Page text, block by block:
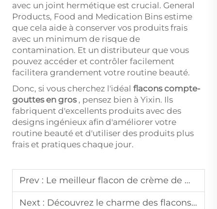
avec un joint hermétique est crucial. General
Products, Food and Medication Bins estime
que cela aide à conserver vos produits frais
avec un minimum de risque de
contamination. Et un distributeur que vous
pouvez accéder et contrôler facilement
facilitera grandement votre routine beauté.
Donc, si vous cherchez l'idéal flacons compte-
gouttes en gros , pensez bien à Yixin. Ils
fabriquent d'excellents produits avec des
designs ingénieux afin d'améliorer votre
routine beauté et d'utiliser des produits plus
frais et pratiques chaque jour.
Prev : Le meilleur flacon de crème de maquillage pour chaque type de peau et préférence
Next : Découvrez le charme des flacons à crème : fonctionnalité rencontre élégance